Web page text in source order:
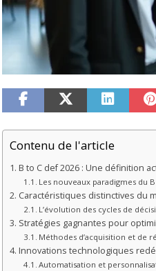
Contenu de l'article
B to C def 2026 : Une définition
Les nouveaux paradigmes du
Caractéristiques distinctives du
L’évolution des cycles de
Stratégies gagnantes pour
Méthodes d’acquisition et de
Innovations technologiques
Automatisation et